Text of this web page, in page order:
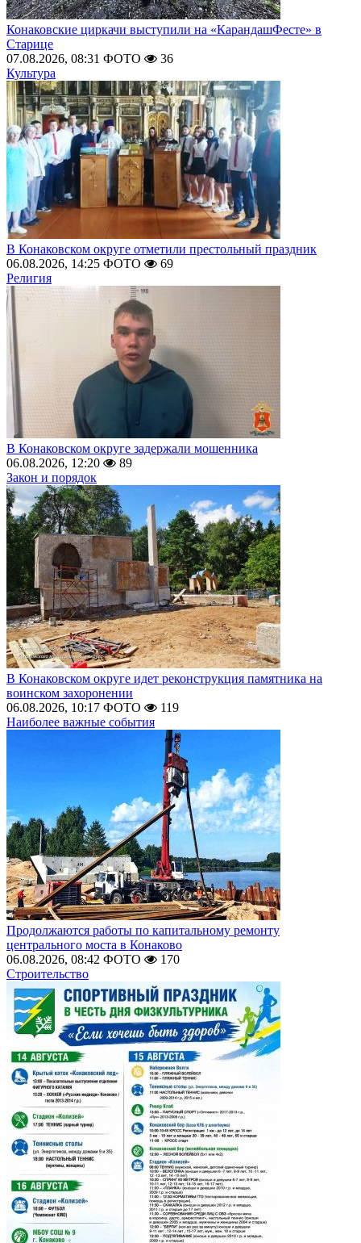
Конаковские циркачи выступили на «КарандашФесте» в
Старице
07.08.2026, 08:31 ФОТО
36
Культура
В Конаковском округе отметили престольный праздник
06.08.2026, 14:25 ФОТО
69
Религия
В Конаковском округе задержали мошенника
06.08.2026, 12:20
89
Закон и порядок
В Конаковском округе идет реконструкция памятника на
воинском захоронении
06.08.2026, 10:17 ФОТО
119
Наиболее важные события
Продолжаются работы по капитальному ремонту
центрального моста в Конаково
06.08.2026, 08:42 ФОТО
170
Строительство